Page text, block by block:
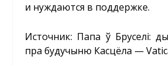
и нуждаются в поддержке.
Источник: Папа ў Бруселі:
пра будучыню Касцёла —